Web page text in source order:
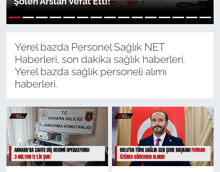
1
Yerel bazda Personel Sağlık NET
Haberleri, son dakika sağlık haberleri.
Yerel bazda sağlık personeli alımı
haberleri.
Sağlık
Güncel
Kamu Alımları